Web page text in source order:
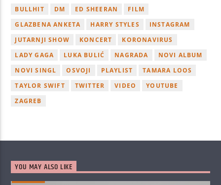
BULLHIT
DM ED SHEERAN
FILM
GLAZBENA ANKETA
HARRY STYLES
INSTAGRAM
JUTARNJI SHOW
KONCERT
KORONAVIRUS
LADY GAGA
LUKA BULIĆ NAGRADA
NOVI ALBUM
NOVI SINGL
OSVOJI PLAYLIST
TAMARA LOOS
TAYLOR SWIFT
TWITTER VIDEO
YOUTUBE
ZAGREB
YOU MAY ALSO LIKE